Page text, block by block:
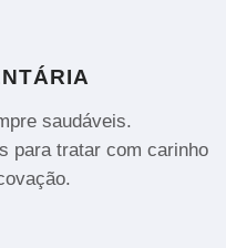
saudáveis.
para tratar com carinho